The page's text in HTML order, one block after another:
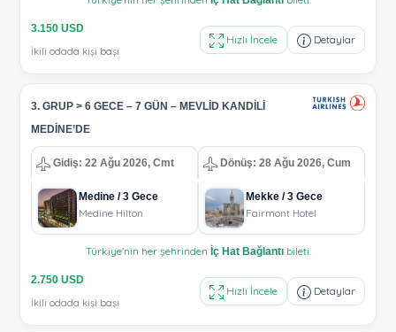
3.150 USD
İkili odada kişi başı
Hızlı İncele Detaylar
3. GRUP > 6 GECE – 7 GÜN – MEVLİD KANDİLİ
MEDİNE’DE
Gidiş: 22 Ağu 2026, Cmt Dönüş: 28 Ağu 2026, Cum
Medine / 3 Gece
Medine Hilton
Mekke / 3 Gece
Fairmont Hotel
Türkiye'nin her şehrinden İç Hat Bağlantıbileti.
2.750 USD
İkili odada kişi başı
Hızlı İncele Detaylar